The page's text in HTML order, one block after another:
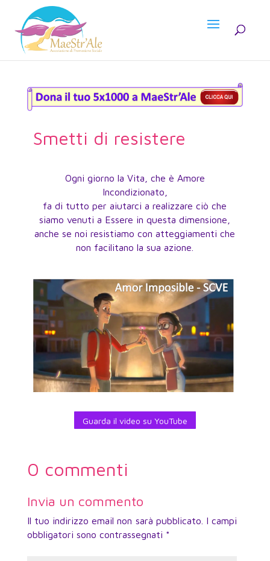
Smetti di resistere
Ogni giorno la Vita, che è Amore
Incondizionato,
fa di tutto per aiutarci a realizzare ciò che
siamo venuti a Essere in questa dimensione,
anche se noi resistiamo con atteggiamenti che
non facilitano la sua azione.
Guarda il video su YouTube
0 commenti
Invia un commento
Il tuo indirizzo email non sarà pubblicato. I campi
obbligatori sono contrassegnati *